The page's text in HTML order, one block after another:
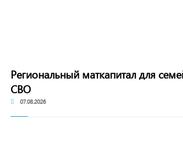
Региональный маткапитал для
СВО
07.08.2026